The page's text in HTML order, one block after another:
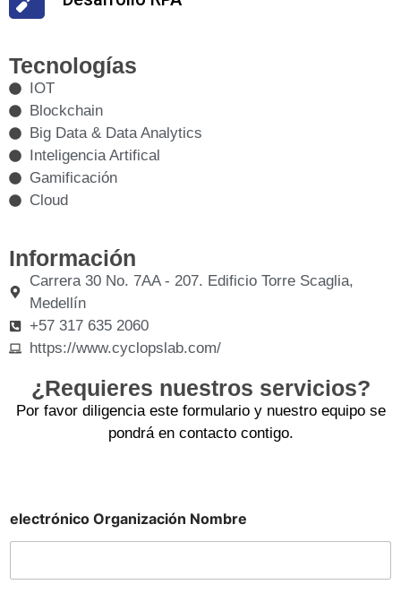
Tecnologías
IOT
Blockchain
Big Data & Data Analytics
Inteligencia Artifical
Gamificación
Cloud
Información
Carrera 30 No. 7AA - 207. Edificio Torre Scaglia,
Medellín
+57 317 635 2060
https://www.cyclopslab.com/
¿Requieres nuestros servicios?
Por favor diligencia este formulario y nuestro equipo se
pondrá en contacto contigo.
electrónico Organización Nombre